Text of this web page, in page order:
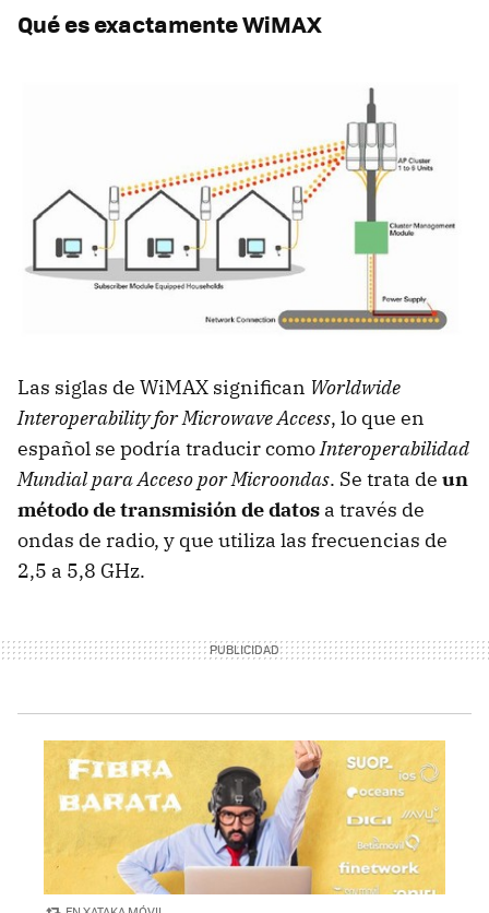
Qué es exactamente WiMAX
Las siglas de WiMAX significan Worldwide
Interoperability for Microwave Access, lo que en
español se podría traducir comoInteroperabilidad
Mundial para Acceso por Microondas. Se trata de un
método de transmisión de datos a través de
ondas de radio, y que utiliza las frecuencias de
2,5 a 5,8 GHz.